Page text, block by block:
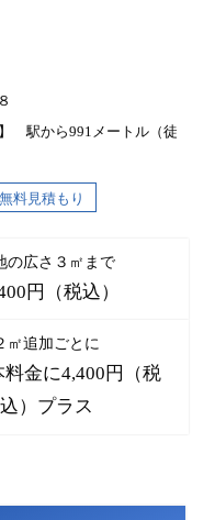
駅から991メートル（徒
無料見積もり
の広さ３㎡まで
円（税込）
㎡追加ごとに
金に4,400円（税
込）プラス